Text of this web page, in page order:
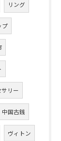
リング
プ
サリー
中国古銭
ヴィトン